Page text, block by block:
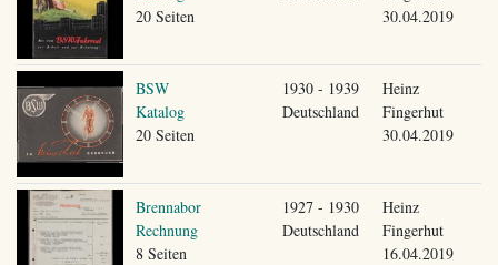
20 Seiten
30.04.2019
BSW
Katalog
20 Seiten
1930 - 1939
Deutschland
Heinz
Fingerhut
30.04.2019
Brennabor
Rechnung
8 Seiten
1927 - 1930
Deutschland
Heinz
Fingerhut
16.04.2019